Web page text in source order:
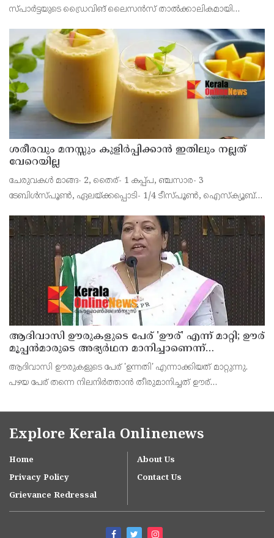
സ്പാർട്ടയുടെ ഡ്രൈവിങ് ലൈസൻസ് താൽക്കാലികമായി
ചെയ്തത്. കഴിഞ്ഞ മാസമാണ് മദ്യപിച്ച് വാഹനമോടിച്ചതിനു
ധന്യയ്ക്ക
ശരീരവും മനസ്സും കുളിർപ്പിക്കാൻ ഇതിലും നല്ലത്
വേറെയില്ല
ചേരുവകൾ മാങ്ങ- 2, തൈര്- 1 കപ്പ്പ, ഞ്ചസാര- 3
ടേബിൾസ്പൂൺ, ഏലയ്ക്കപ്പൊടി- 1/4 ടീസ്പൂൺ, ഐസ്ക്യൂബ്-
ചെറിയ കഷ്ണങ്ങളാക്കിയെടുക്കാം. മാമ്പഴ കഷ്ണങ്ങളിലേയ്ക്
ആദിവാസി ഊരുകളുടെ പേര് 'ഊര്' എന്ന് മാറ്റി; ഊര്
മൂപ്പന്‍മാരുടെ അഭ്യര്‍ഥന മാനിച്ചാണെന്ന്
പട്ടികജാതി-പട്ടികവര്‍ഗ വികസന മന്ത്രി കെ എ
തുളസി
ആദിവാസി ഊരുകളുടെ പേര് 'ഉന്നതി' എന്നാക്കിയത് മാറ്റുന്നു.
പഴയ പേര് തന്നെ നിലനിര്‍ത്താന്‍ തീരുമാനിച്ചത് ഊര്
വികസന മന്ത്രി കെ എ തുളസി വാര്‍ത
Explore Kerala Onlinenews
Home
About Us
Privacy Policy
Contact Us
Grievance Redressal